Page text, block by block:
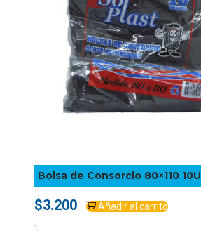
Bolsa de Consorcio 80×110 10U
$3.200 Añadir al carrito